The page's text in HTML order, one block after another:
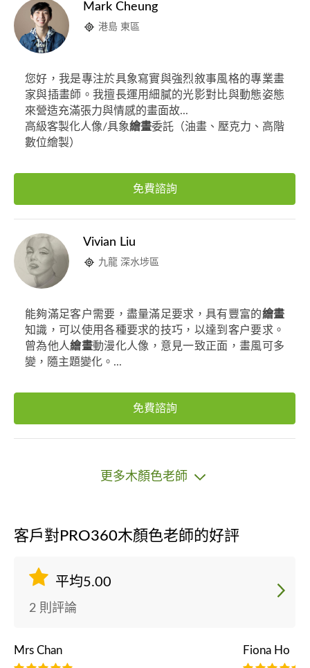
Mark Cheung
港島 東區
您好，我是專注於具象寫實與強烈敘事風格的專業畫
家與插畫師。我擅長運用細膩的光影對比與動態姿態
來營造充滿張力與情感的畫面故...
高級客製化人像/具象繪畫委託（油畫、壓克力、高階
數位繪製）
免費諮詢
Vivian Liu
九龍 深水埗區
能夠滿足客户需要，盡量滿足要求，具有豐富的繪畫
知識，可以使用各種要求的技巧，以達到客户要求。
曾為他人繪畫動漫化人像，意見一致正面，畫風可多
變，隨主題變化。...
免費諮詢
更多木顏色老師
客戶對PRO360木顏色老師的好評
平均5.00
2 則評論
Mrs Chan Fiona Ho